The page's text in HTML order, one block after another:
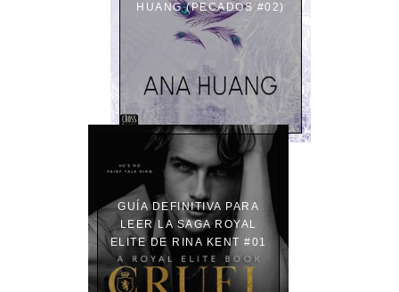
HUANG (PECADOS #02)
GUÍA DEFINITIVA PARA
LEER LA SAGA ROYAL
ELITE DE RINA KENT #01